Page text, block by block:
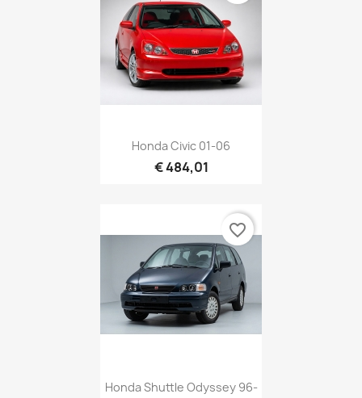
Honda Civic 01-06
€ 484,01
Honda Shuttle Odyssey 96-
favorite_border